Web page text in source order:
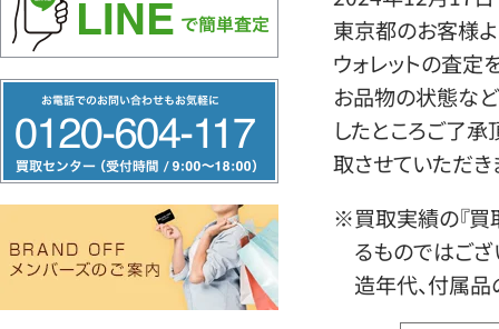
リ
ー
ヤ
東京都のお客様よ
ウォレットの査定
お品物の状態など
したところご了
取させていただき
※買取実績の『買
るものではござ
造年代、付属品